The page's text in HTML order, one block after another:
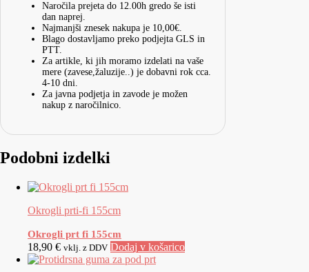
Naročila prejeta do 12.00h gredo še isti
dan naprej.
Najmanjši znesek nakupa je 10,00€.
Blago dostavljamo preko podjejta GLS in
PTT.
Za artikle, ki jih moramo izdelati na vaše
mere (zavese,žaluzije..) je dobavni rok cca.
4-10 dni.
Za javna podjetja in zavode je možen
nakup z naročilnico.
Podobni izdelki
Okrogli prti-fi 155cm
Okrogli prt fi 155cm
18,90 € vklj. z DDV Dodaj v košarico